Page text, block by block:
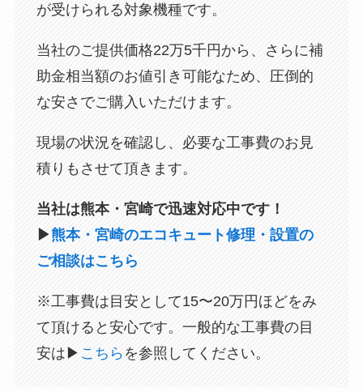
が受けられる対象機種です。
当社のご提供価格22万5千円から、さらに補
助金相当額のお値引き可能なため、圧倒的
な安さでご購入いただけます。
現場の状況を確認し、必要な工事費のお見
積りもさせて頂きます。
当社は熊本・宮崎で迅速対応中です！
▶熊本・宮崎のエコキュート修理・設置の
ご相談はこちら
※工事費は目安として15〜20万円ほどをみ
て頂けると安心です。一般的な工事費の目
安は▶ こちら を参照してください。